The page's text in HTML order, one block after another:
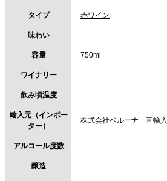
タイプ 赤ワイン
味わい
容量 750ml
ワイナリー
飲み頃温度
輸入元（インポー
ター）
株式会社ベルーナ 直輸入
アルコール度数
醸造